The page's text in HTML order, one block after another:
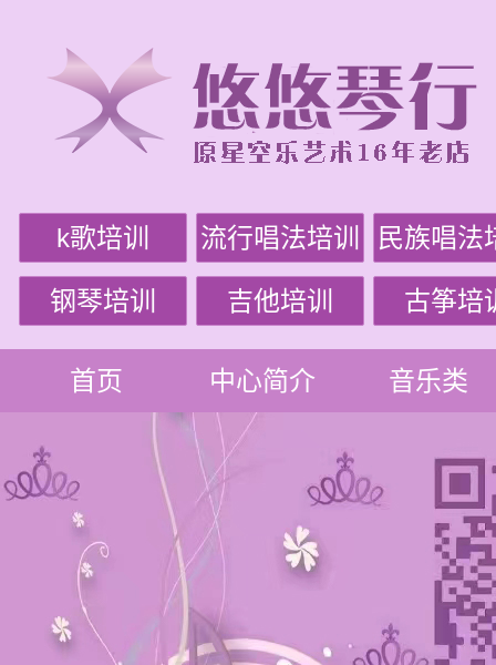
k歌培训 流行唱法培训 民族唱法
钢琴培训 吉他培训 古筝培
首页 中心简介 音乐类